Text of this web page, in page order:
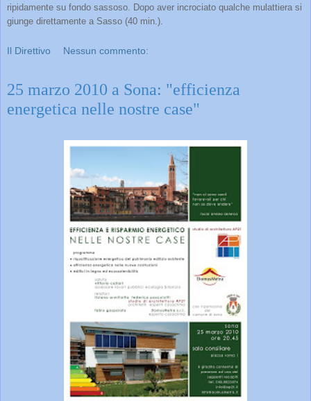
ripidamente su fondo sassoso. Dopo aver incrociato qualche mulattiera si
giunge direttamente a Sasso (40 min.).
Il Direttivo Nessun commento:
25 marzo 2010 a Sona: "efficienza
energetica nelle nostre case"